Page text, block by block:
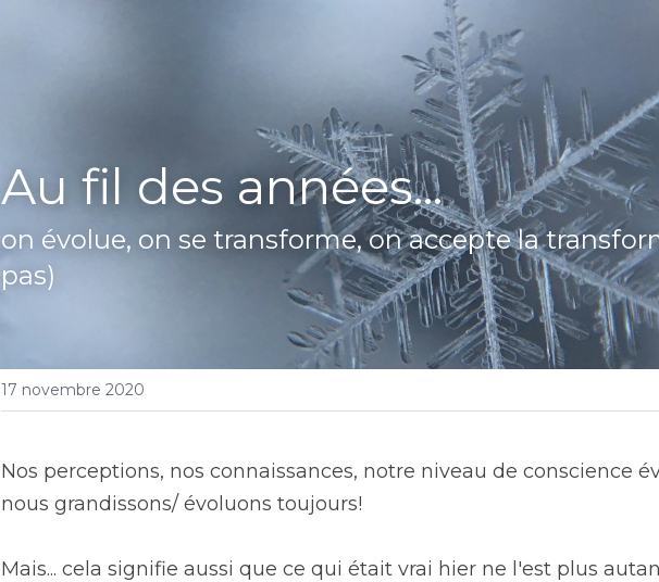
Au fil des années...
on évolue, on se transforme, on accepte la
pas)
17 novembre 2020
Nos perceptions, nos connaissances, notre niveau de conscience
nous grandissons/ évoluons toujours!
Mais... cela signifie aussi que ce qui était vrai hier ne l'est plus